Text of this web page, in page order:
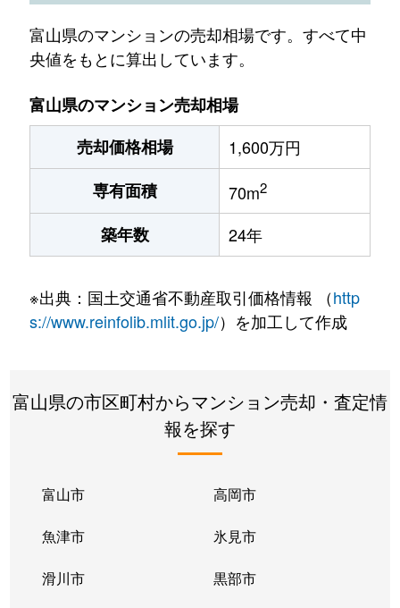
富山県のマンションの売却相場です。すべて中
央値をもとに算出しています。
富山県のマンション売却相場
売却価格相場
1,600万円
専有面積
70m2
築年数 24年
※出典：国土交通省不動産取引価格情報 （http
s://www.reinfolib.mlit.go.jp/）を加工して作成
富山県の市区町村からマンション売却・査定情
報を探す
富山市 高岡市
魚津市 氷見市
滑川市 黒部市